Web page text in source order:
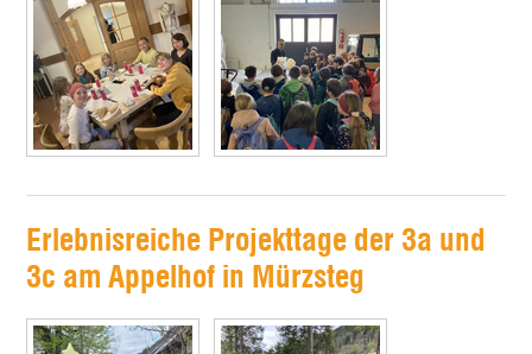
Erlebnisreiche Projekttage der 3a und
3c am Appelhof in Mürzsteg